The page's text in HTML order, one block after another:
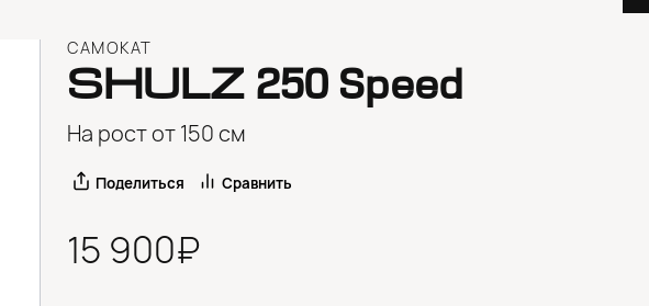
САМОКАТ
SHULZ250 Speed
На рост от 150 см
Поделиться Сравнить
15 900₽